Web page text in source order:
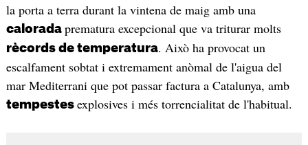
la porta a terra durant la vintena de maig amb una
calorada prematura excepcional que va triturar molts
rècords de temperatura. Això ha provocat un
escalfament sobtat i extremament anòmal de l'aigua del
mar Mediterrani que pot passar factura a Catalunya, amb
tempestes explosives i més torrencialitat de l'habitual.